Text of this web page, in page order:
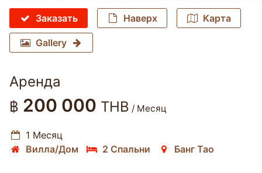
Заказать Наверх Карта
Gallery
Аренда
฿ 200 000 THB / Месяц
1 Месяц
Вилла/Дом
2 Спальни Банг Тао